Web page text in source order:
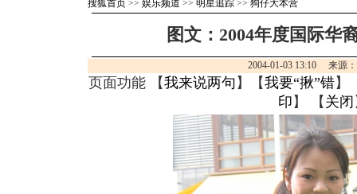
搜狐首页 >> 娱乐频道 >> 明星追踪 >> 狗仔大本营
图文：2004年度国际华
2004-01-03 13:10 来源
页面功能 【我来说两句 】【我要“揪”错】
印 】 【 关闭